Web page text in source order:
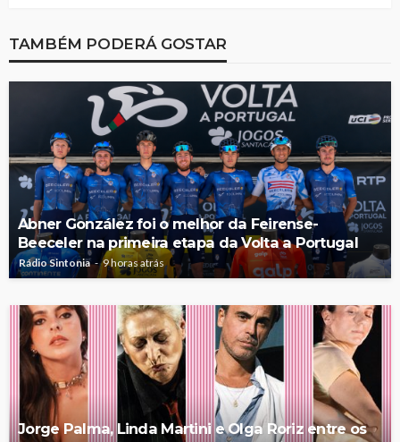
TAMBÉM PODERÁ GOSTAR
Abner González foi o melhor da Feirense-
Beeceler na primeira etapa da Volta a Portugal
Rádio Sintonia 9 horas atrás
Jorge Palma, Linda Martini e Olga Roriz entre os